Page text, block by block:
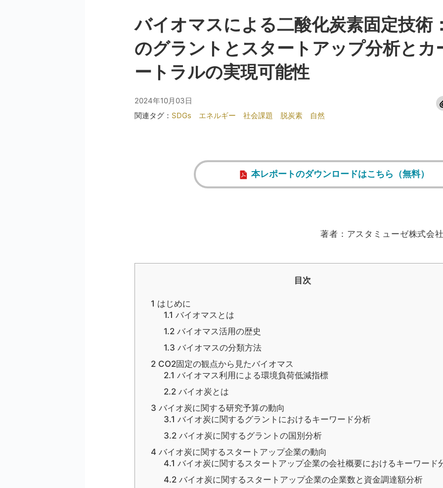
バイオマスによる二酸化炭素固定技術
のグラントとスタートアップ分析とカ
ートラルの実現可能性
2024年10月03日
関連タグ： SDGs エネルギー 社会課題 脱炭素 自然
本レポートのダウンロードはこちら（無料）
著者：アスタミューゼ株式会
目次
1 はじめに
1.1 バイオマスとは
1.2バイオマス活用の歴史
1.3 バイオマスの分類方法
2 CO2固定の観点から見たバイオマス
2.1 バイオマス利用による環境負荷低減指標
2.2バイオ炭とは
3 バイオ炭に関する研究予算の動向
3.1 バイオ炭に関するグラントにおけるキーワード分析
3.2バイオ炭に関するグラントの国別分析
4 バイオ炭に関するスタートアップ企業の動向
4.1 バイオ炭に関するスタートアップ企業の会社概要におけるキーワード
4.2バイオ炭に関するスタートアップ企業の企業数と資金調達額分析